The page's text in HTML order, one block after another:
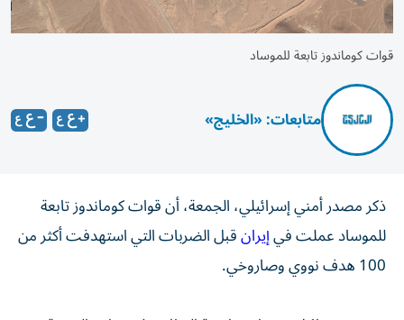
قوات كوماندوز تابعة للموساد
متابعات: «الخليج»
ذكر مصدر أمني إسرائيلي، الجمعة، أن قوات كوماندوز تابعة
للموساد عملت فيإيرانقبل الضربات التي استهدفت أكثر من
100 هدف نووي وصاروخي.